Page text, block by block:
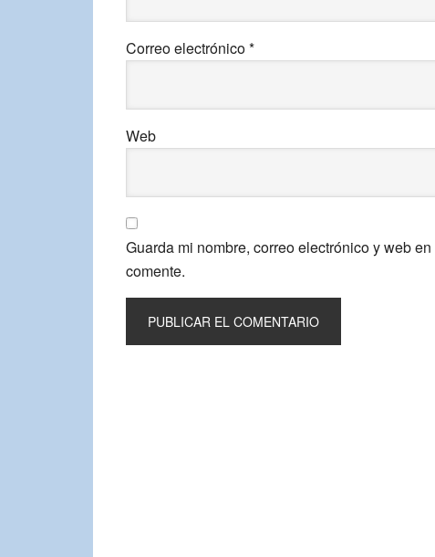
Correo electrónico*
Web
Guarda mi nombre, correo electrónico y web
comente.